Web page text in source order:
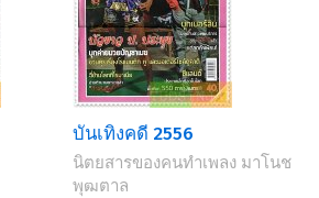
บันเทิงคดี 2556
นิตยสารของคนทำเพลง มาโนช
พุฒตาล